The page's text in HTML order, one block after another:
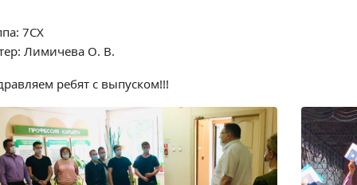
7СХ
Лимичева О. В.
ребят с выпуском!!!